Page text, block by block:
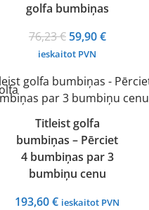
golfa bumbiņas
76,23€ Original
price
76,23 €.
59,90€Current
59,90 €.
ieskaitot PVN
Titleist golfa
bumbiņas – Pērciet
4 bumbiņas par 3
bumbiņu cenu
193,60€ ieskaitot PVN